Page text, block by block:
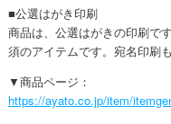
■公選はがき印刷
商品は、公選はがきの印刷で
須のアイテムです。宛名印刷
▼商品ページ：
https://ayato.co.jp/item/